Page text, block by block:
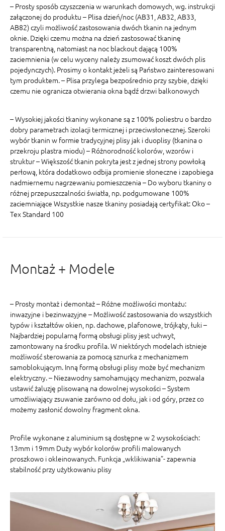
– Prosty sposób czyszczenia w warunkach domowych, wg. instrukcji
załączonej do produktu – Plisa dzień/noc (AB31, AB32, AB33,
AB82) czyli możliwość zastosowania dwóch tkanin na jednym
oknie. Dzięki czemu można na dzień zastosować tkaninę
transparentną, natomiast na noc blackout dającą 100%
zaciemnienia (w celu wyceny należy zsumować koszt dwóch plis
pojedynczych). Prosimy o kontakt jeżeli są Państwo zainteresowani
tym produktem. – Plisa przylega bezpośrednio przy szybie, dzięki
czemu nie ogranicza otwierania okna bądź drzwi balkonowych
– Wysokiej jakości tkaniny wykonane są z 100% poliestru o bardzo
dobry parametrach izolacji termicznej i przeciwsłonecznej. Szeroki
wybór tkanin w formie tradycyjnej plisy jak i duoplisy (tkanina o
przekroju plastra miodu) – Różnorodność kolorów, wzorów i
struktur – Większość tkanin pokryta jest z jednej strony powłoką
perłową, która dodatkowo odbija promienie słoneczne i zapobiega
nadmiernemu nagrzewaniu pomieszczenia – Do wyboru tkaniny o
różnej przepuszczalności światła, np. podgumowane 100%
zaciemniające Wszystkie nasze tkaniny posiadają certyfikat: Oko –
Tex Standard 100
Montaż + Modele
– Prosty montaż i demontaż – Różne możliwości montażu:
inwazyjne i bezinwazyjne – Możliwość zastosowania do wszystkich
typów i kształtów okien, np. dachowe, plafonowe, trójkąty, łuki –
Najbardziej popularną formą obsługi plisy jest uchwyt,
zamontowany na środku profila. W niektórych modelach istnieje
możliwość sterowania za pomocą sznurka z mechanizmem
samoblokującym. Inną formą obsługi plisy może być mechanizm
elektryczny. – Niezawodny samohamujący mechanizm, pozwala
ustawić żaluzję plisowaną na dowolnej wysokości – System
umożliwiający zsuwanie zarówno od dołu, jak i od góry, przez co
możemy zasłonić dowolny fragment okna.
Profile wykonane z aluminium są dostępne w 2 wysokościach:
13mm i 19mm Duży wybór kolorów profili malowanych
proszkowo i okleinowanych. Funkcja „wklikiwania”- zapewnia
stabilność przy użytkowaniu plisy